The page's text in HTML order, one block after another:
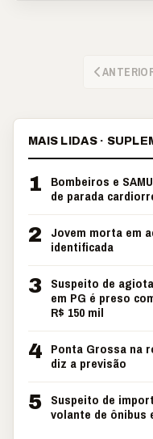
MAIS LIDAS ·
1
Bombeiros e
de parada
2
Jovem morta em
identificada
3 Suspeito de
em PG é preso
R$ 150 mil
4 Ponta Grossa na
diz a previsão
5 Suspeito de
volante de ônibus